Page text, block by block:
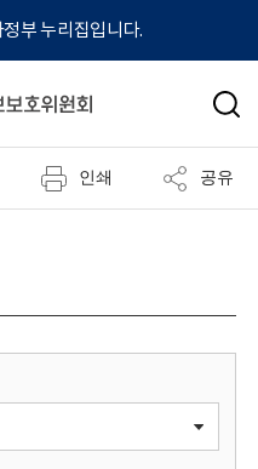
부 누리집입니다.
검
인쇄 공유